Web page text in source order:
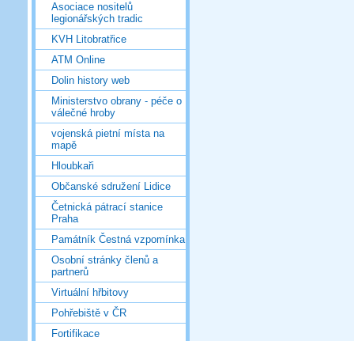
Asociace nositelů
legionářských tradic
KVH Litobratřice
ATM Online
Dolin history web
Ministerstvo obrany - péče o
válečné hroby
vojenská pietní místa na
mapě
Hloubkaři
Občanské sdružení Lidice
Četnická pátrací stanice
Praha
Památník Čestná vzpomínka
Osobní stránky členů a
partnerů
Virtuální hřbitovy
Pohřebiště v ČR
Fortifikace